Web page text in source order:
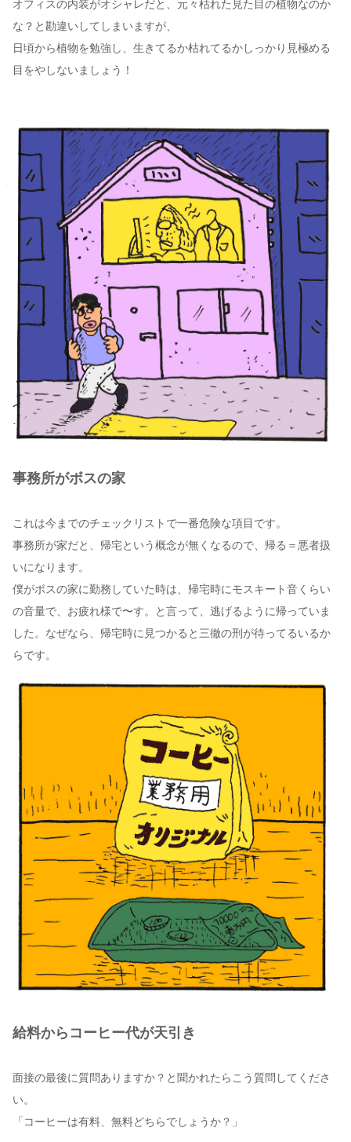
オフィスの内装がオシャレだと、元々枯れた見た目の植物なのか
な？と勘違いしてしまいますが、
日頃から植物を勉強し、生きてるか枯れてるかしっかり見極める
目をやしないましょう！
事務所がボスの家
これは今までのチェックリストで一番危険な項目です。
事務所が家だと、帰宅という概念が無くなるので、帰る＝悪者扱
いになります。
僕がボスの家に勤務していた時は、帰宅時にモスキート音くらい
の音量で、お疲れ様で〜す。と言って、逃げるように帰っていま
した。なぜなら、帰宅時に見つかると三徹の刑が待ってるいるか
らです。
給料からコーヒー代が天引き
面接の最後に質問ありますか？と聞かれたらこう質問してくださ
い。
「コーヒーは有料、無料どちらでしょうか？」